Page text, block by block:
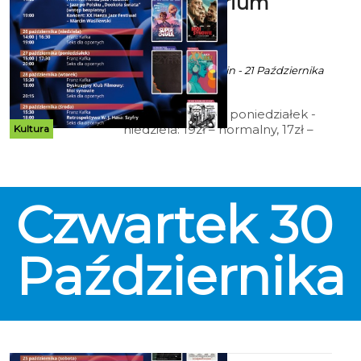
Kultura
zaprasza
ekoszalin POLECA
Ala za CK 105 Koszalin - 21 Października
2025 godz. 9:52
Cennik: Bilety 2D poniedziałek -
niedziela: 19zł – normalny, 17zł –
niedziele), Dyskusyjny Klub
Filmowy, Kino Przyjazne
Sensorycznie, Kino dla Seniora; 12
zł – Kino Małego Widza,
Retrospektywa Wojciecha
Jerzego Hasa.
Czwartek 30
Października